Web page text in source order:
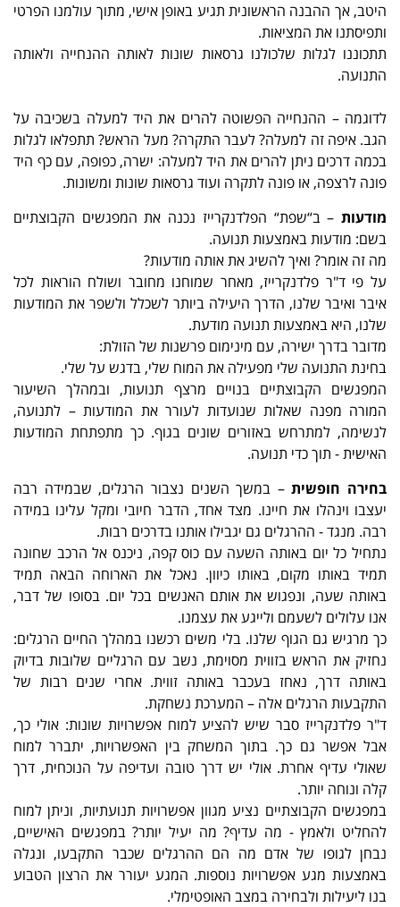
היטב, אך ההבנה הראשונית תגיע באופן אישי, מתוך עולמנו הפרטי
ותפיסתנו את המציאות.
תתכוננו לגלות שלכולנו גרסאות שונות לאותה ההנחייה ולאותה
התנועה.
לדוגמה – ההנחייה הפשוטה להרים את היד למעלה בשכיבה על
הגב. איפה זה למעלה? לעבר התקרה? מעל הראש? תתפלאו לגלות
בכמה דרכים ניתן להרים את היד למעלה: ישרה, כפופה, עם כף היד
פונה לרצפה, או פונה לתקרה ועוד גרסאות שונות ומשונות.
מודעות – ב“שפת“ הפלדנקרייז נכנה את המפגשים הקבוצתיים
בשם: מודעות באמצעות תנועה.
מה זה אומר? ואיך להשיג את אותה מודעות?
על פי ד"ר פלדנקרייז, מאחר שמוחנו מחובר ושולח הוראות לכל
איבר ואיבר שלנו, הדרך היעילה ביותר לשכלל ולשפר את המודעות
שלנו, היא באמצעות תנועה מודעת.
מדובר בדרך ישירה, עם מינימום פרשנות של הזולת:
בחינת התנועה שלי מפעילה את המוח שלי, בדגש על שלי.
המפגשים הקבוצתיים בנויים מרצף תנועות, ובמהלך השיעור
המורה מפנה שאלות שנועדות לעורר את המודעות – לתנועה,
לנשימה, למתרחש באזורים שונים בגוף. כך מתפתחת המודעות
האישית - תוך כדי תנועה.
בחירה חופשית– במשך השנים נצבור הרגלים, שבמידה רבה
יעצבו וינהלו את חיינו. מצד אחד, הדבר חיובי ומקל עלינו במידה
רבה. מנגד - ההרגלים גם יגבילו אותנו בדרכים רבות.
נתחיל כל יום באותה השעה עם כוס קפה, ניכנס אל הרכב שחונה
תמיד באותו מקום, באותו כיוון. נאכל את הארוחה הבאה תמיד
באותה שעה, ונפגוש את אותם האנשים בכל יום. בסופו של דבר,
אנו עלולים לשעמם ולייגע את עצמנו.
כך מרגיש גם הגוף שלנו. בלי משים רכשנו במהלך החיים הרגלים:
נחזיק את הראש בזווית מסוימת, נשב עם הרגליים שלובות בדיוק
באותה דרך, נאחז בעכבר באותה זווית. אחרי שנים רבות של
התקבעות הרגלים אלה – המערכת נשחקת.
ד"ר פלדנקרייז סבר שיש להציע למוח אפשרויות שונות: אולי כך,
אבל אפשר גם כך. בתוך המשחק בין האפשרויות, יתברר למוח
שאולי עדיף אחרת. אולי יש דרך טובה ועדיפה על הנוכחית, דרך
קלה ונוחה יותר.
במפגשים הקבוצתיים נציע מגוון אפשרויות תנועתיות, וניתן למוח
להחליט ולאמץ - מה עדיף? מה יעיל יותר? במפגשים האישיים,
נבחן לגופו של אדם מה הם ההרגלים שכבר התקבעו, ונגלה
באמצעות מגע אפשרויות נוספות. המגע יעורר את הרצון הטבוע
בנו ליעילות ולבחירה במצב האופטימלי.